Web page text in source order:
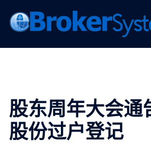
股东周年大会通
股份过户登记